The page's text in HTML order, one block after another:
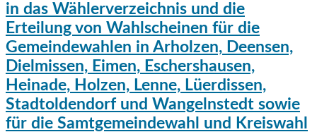
in das Wählerverzeichnis und die
Erteilung von Wahlscheinen für die
Gemeindewahlen in Arholzen, Deensen,
Dielmissen, Eimen, Eschershausen,
Heinade, Holzen, Lenne, Lüerdissen,
Stadtoldendorf und Wangelnstedt sowie
für die Samtgemeindewahl und Kreiswahl